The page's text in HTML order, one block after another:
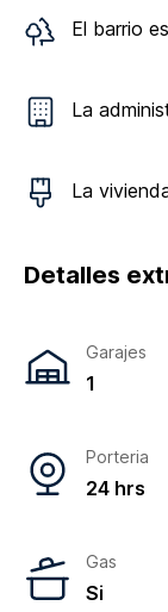
El barrio es
La
La
Detalles
Garajes
1
Porteria
24 hrs
Gas
Si